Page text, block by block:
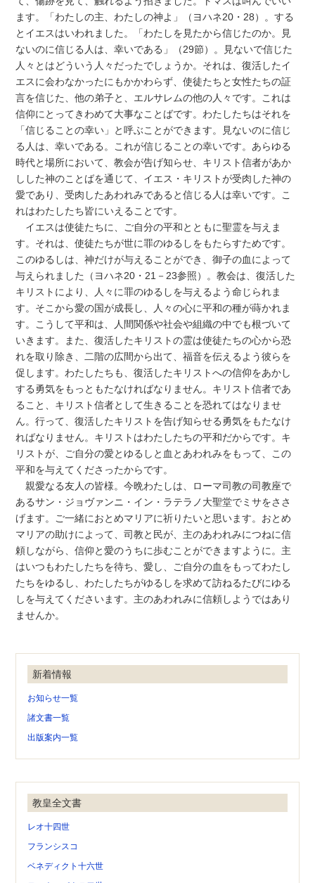
ます。「わたしの主、わたしの神よ」（ヨハネ20・28）。する
とイエスはいわれました。「わたしを見たから信じたのか。見
ないのに信じる人は、幸いである」（29節）。見ないで信じた
人々とはどういう人々だったでしょうか。それは、復活したイ
エスに会わなかったにもかかわらず、使徒たちと女性たちの証
言を信じた、他の弟子と、エルサレムの他の人々です。これは
信仰にとってきわめて大事なことばです。わたしたちはそれを
「信じることの幸い」と呼ぶことができます。見ないのに信じ
る人は、幸いである。これが信じることの幸いです。あらゆる
時代と場所において、教会が告げ知らせ、キリスト信者があか
しした神のことばを通じて、イエス・キリストが受肉した神の
愛であり、受肉したあわれみであると信じる人は幸いです。こ
れはわたしたち皆にいえることです。
イエスは使徒たちに、ご自分の平和とともに聖霊を与えま
す。それは、使徒たちが世に罪のゆるしをもたらすためです。
このゆるしは、神だけが与えることができ、御子の血によって
与えられました（ヨハネ20・21－23参照）。教会は、復活した
キリストにより、人々に罪のゆるしを与えるよう命じられま
す。そこから愛の国が成長し、人々の心に平和の種が蒔かれま
す。こうして平和は、人間関係や社会や組織の中でも根づいて
いきます。また、復活したキリストの霊は使徒たちの心から恐
れを取り除き、二階の広間から出て、福音を伝えるよう彼らを
促します。わたしたちも、復活したキリストへの信仰をあかし
する勇気をもっともたなければなりません。キリスト信者であ
ること、キリスト信者として生きることを恐れてはなりませ
ん。行って、復活したキリストを告げ知らせる勇気をもたなけ
ればなりません。キリストはわたしたちの平和だからです。キ
リストが、ご自分の愛とゆるしと血とあわれみをもって、この
平和を与えてくださったからです。
親愛なる友人の皆様。今晩わたしは、ローマ司教の司教座で
あるサン・ジョヴァンニ・イン・ラテラノ大聖堂でミサをささ
げます。ご一緒におとめマリアに祈りたいと思います。おとめ
マリアの助けによって、司教と民が、主のあわれみにつねに信
頼しながら、信仰と愛のうちに歩むことができますように。主
はいつもわたしたちを待ち、愛し、ご自分の血をもってわたし
たちをゆるし、わたしたちがゆるしを求めて訪ねるたびにゆる
しを与えてくださいます。主のあわれみに信頼しようではあり
ませんか。
新着情報
お知らせ一覧
諸文書一覧
出版案内一覧
教皇全文書
レオ十四世
フランシスコ
ベネディクト十六世